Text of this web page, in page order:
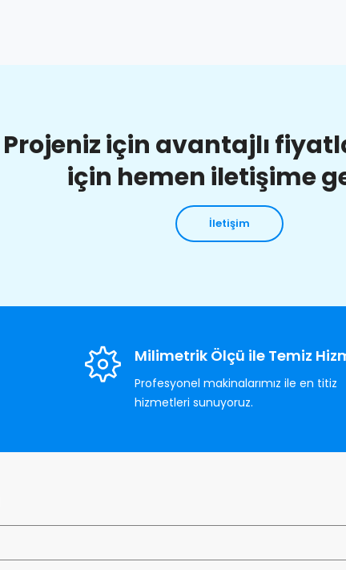
Projeniz için avantajlı
için hemen iletişime
İletişim
Milimetrik Ölçü ile Temiz
Profesyonel makinalarımız ile en titiz
hizmetleri sunuyoruz.